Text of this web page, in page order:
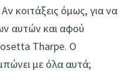
κοιτάξεις όμως, για να
αυτών και αφού
Tharpe. Ο
με όλα αυτά;